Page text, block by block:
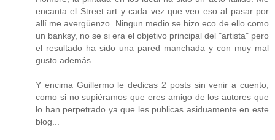
encanta el Street art y cada vez que veo eso al pasar por
allí me avergüenzo. Ningun medio se hizo eco de ello como
un banksy, no se si era el objetivo principal del "artista" pero
el resultado ha sido una pared manchada y con muy mal
gusto además.
Y encima Guillermo le dedicas 2 posts sin venir a cuento,
como si no supiéramos que eres amigo de los autores que
lo han perpetrado ya que les publicas asiduamente en este
blog...